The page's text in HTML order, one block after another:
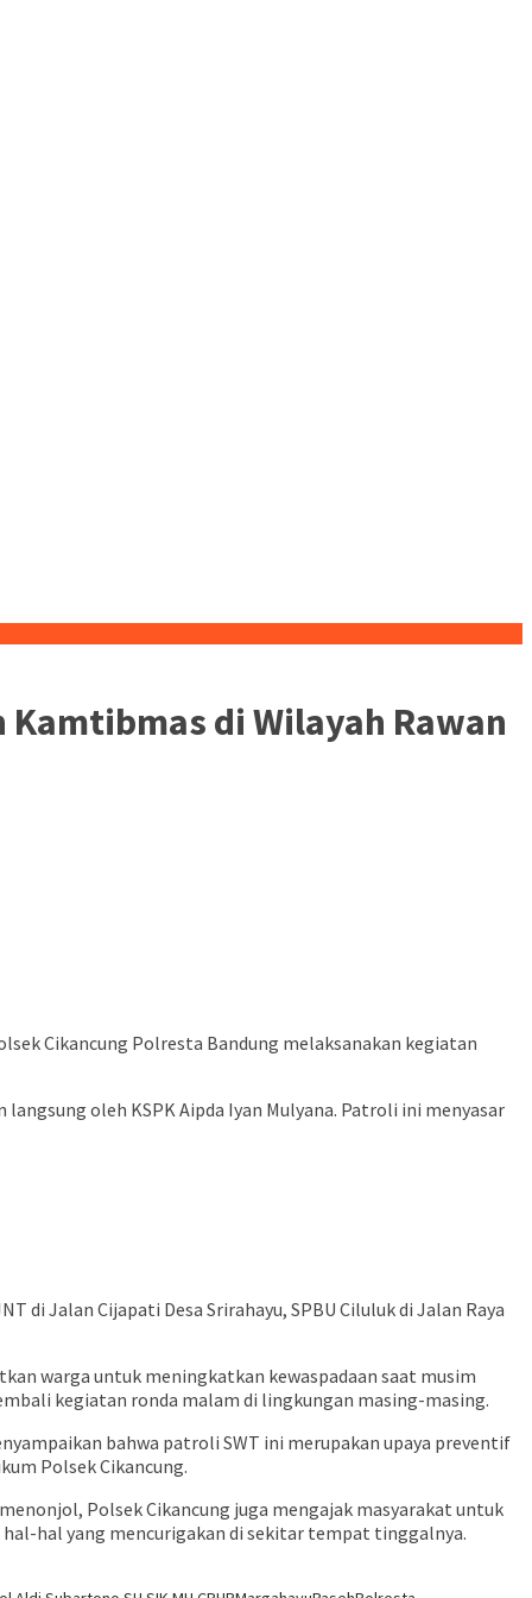
Kamtibmas di Wilayah Rawan
Cikancung Polresta Bandung melaksanakan kegiatan
oleh KSPK Aipda Iyan Mulyana. Patroli ini menyasar
di Jalan Cijapati Desa Srirahayu, SPBU Ciluluk di Jalan Raya
warga untuk meningkatkan kewaspadaan saat musim
kegiatan ronda malam di lingkungan masing-masing.
bahwa patroli SWT ini merupakan upaya preventif
Polsek Cikancung.
Polsek Cikancung juga mengajak masyarakat untuk
hal yang mencurigakan di sekitar tempat tinggalnya.